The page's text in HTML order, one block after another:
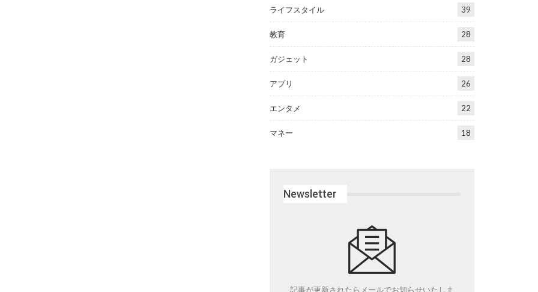
ライフスタイル 39
教育 28
ガジェット 28
アプリ 26
エンタメ 22
マネー 18
Newsletter
記事が更新されたらメールでお知らせいたしま